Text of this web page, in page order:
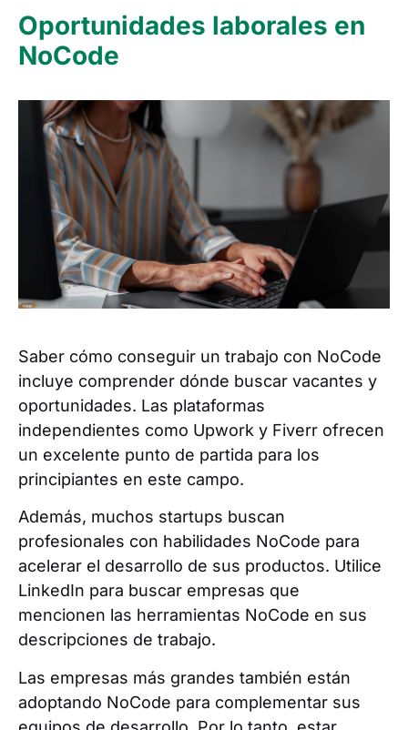
Oportunidades laborales en
NoCode
Saber cómo conseguir un trabajo con NoCode
incluye comprender dónde buscar vacantes y
oportunidades. Las plataformas
independientes como Upwork y Fiverr ofrecen
un excelente punto de partida para los
principiantes en este campo.
Además, muchos startups buscan
profesionales con habilidades NoCode para
acelerar el desarrollo de sus productos. Utilice
LinkedIn para buscar empresas que
mencionen las herramientas NoCode en sus
descripciones de trabajo.
Las empresas más grandes también están
adoptando NoCode para complementar sus